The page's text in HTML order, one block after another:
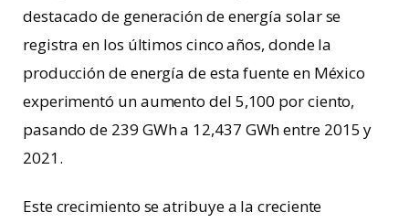
destacado de generación de energía solar se
registra en los últimos cinco años, donde la
producción de energía de esta fuente en México
experimentó un aumento del 5,100 por ciento,
pasando de 239 GWh a 12,437 GWh entre 2015 y
2021.
Este crecimiento se atribuye a la creciente